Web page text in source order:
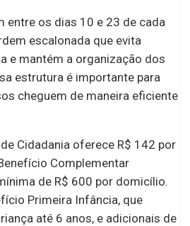
entre os dias 10 e 23 de cada
escalonada que evita
e mantém a organização dos
estrutura é importante para
cheguem de maneira eficiente
Cidadania oferece R$ 142 por
Complementar
de R$ 600 por domicílio.
Primeira Infância, que
até 6 anos, e adicionais de